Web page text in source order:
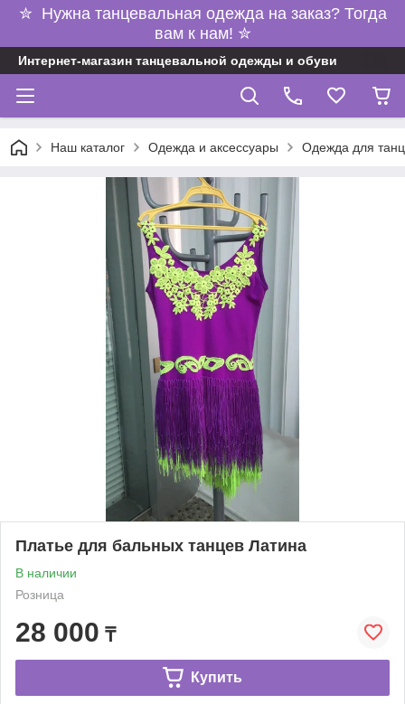
✮ Нужна танцевальная одежда на заказ? Тогда
вам к нам! ✮
Интернет-магазин танцевальной одежды и обуви
Наш каталог Одежда и аксессуары Одежда для
Платье для бальных танцев Латина
В наличии
Розница
28 000 ₸
Купить